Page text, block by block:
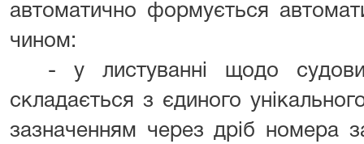
автоматично формується
чином:
- у листуванні щодо
складається з єдиного
зазначенням через дріб номера